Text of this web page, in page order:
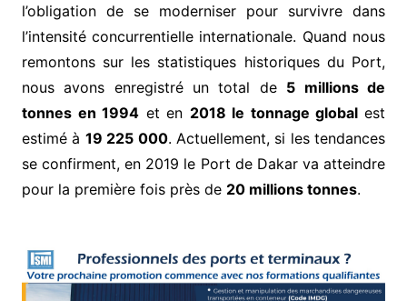
l’obligation de se moderniser pour survivre dans
l’intensité concurrentielle internationale. Quand nous
remontons sur les statistiques historiques du Port,
nous avons enregistré un total de 5 millions de
tonnes en 1994 et en 2018 le tonnage globalest
estimé à 19 225 000. Actuellement, si les tendances
se confirment, en 2019 le Port de Dakar va atteindre
pour la première fois près de 20 millions tonnes.